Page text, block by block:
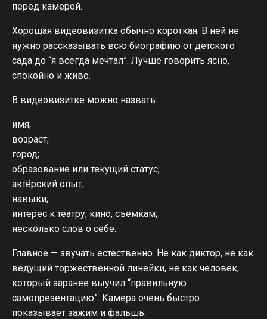
перед камерой.
Хорошая видеовизитка обычно короткая. В ней не
нужно рассказывать всю биографию от детского
сада до “я всегда мечтал”. Лучше говорить ясно,
спокойно и живо.
В видеовизитке можно назвать:
имя;
возраст;
город;
образование или текущий статус;
актёрский опыт;
навыки;
интерес к театру, кино, съёмкам;
несколько слов о себе.
Главное — звучать естественно. Не как диктор, не как
ведущий торжественной линейки, не как человек,
который заранее выучил “правильную
самопрезентацию”. Камера очень быстро
показывает зажим и фальшь.